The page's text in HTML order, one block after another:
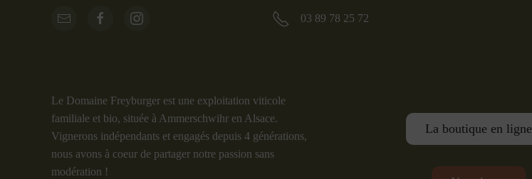
03 89 78 25 72
Le Domaine Freyburger est une exploitation viticole
familiale et bio, située à Ammerschwihr en Alsace.
Vignerons indépendants et engagés depuis 4 générations,
nous avons à coeur de partager notre passion sans
modération !
La boutique en ligne